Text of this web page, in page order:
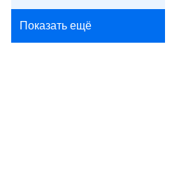
Показать ещё